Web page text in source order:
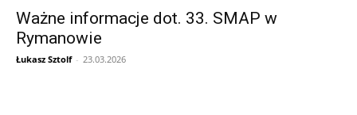
Ważne informacje dot. 33. SMAP w
Rymanowie
Łukasz Sztolf - 23.03.2026